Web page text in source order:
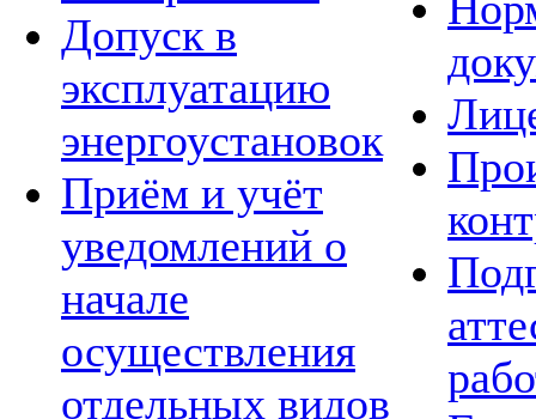
Допуск в
эксплуатацию
энергоустановок
Приём и учёт
уведомлений о
начале
осуществления
отдельных видов